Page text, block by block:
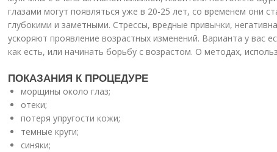
глазами могут появляться уже в 20-25 лет, со временем они
глубокими и заметными. Стрессы, вредные привычки,
ускоряют проявление возрастных изменений. Варианта у вас
как есть, или начинать борьбу с возрастом. О методах,
ПОКАЗАНИЯ К ПРОЦЕДУРЕ
морщины около глаз;
отеки;
потеря упругости кожи;
темные круги;
синяки;